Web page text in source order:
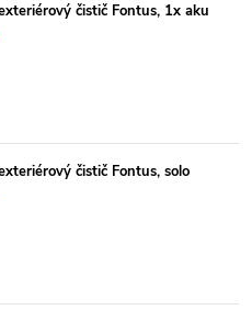
čistič Fontus, 1x aku
čistič Fontus, solo